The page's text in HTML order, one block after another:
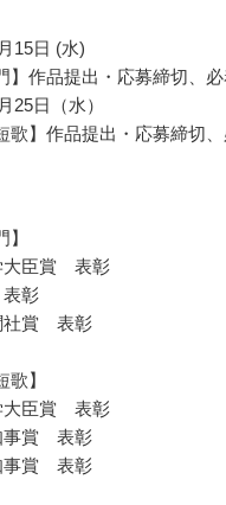
15日 (水)
】作品提出・応募締切、
25日（水）
歌】作品提出・応募締切
】
大臣賞 表彰
彰
社賞 表彰
歌】
大臣賞 表彰
事賞 表彰
事賞 表彰